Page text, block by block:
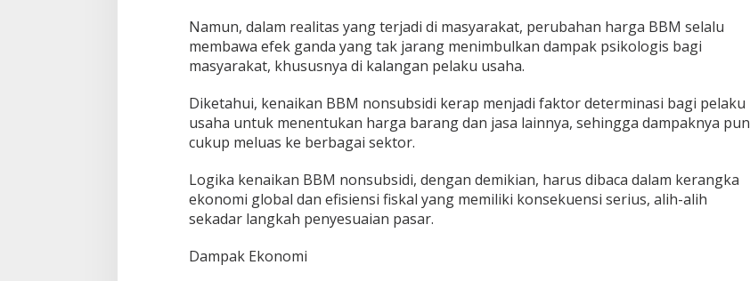
Namun, dalam realitas yang terjadi di masyarakat, perubahan harga BBM selalu
membawa efek ganda yang tak jarang menimbulkan dampak psikologis bagi
masyarakat, khususnya di kalangan pelaku usaha.
Diketahui, kenaikan BBM nonsubsidi kerap menjadi faktor determinasi bagi pelaku
usaha untuk menentukan harga barang dan jasa lainnya, sehingga dampaknya pun
cukup meluas ke berbagai sektor.
Logika kenaikan BBM nonsubsidi, dengan demikian, harus dibaca dalam kerangka
ekonomi global dan efisiensi fiskal yang memiliki konsekuensi serius, alih-alih
sekadar langkah penyesuaian pasar.
Dampak Ekonomi